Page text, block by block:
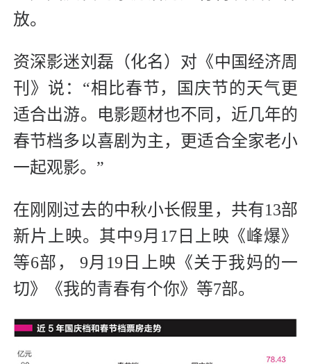
放。
资深影迷刘磊（化名）对《中国经济周
刊》说：“相比春节，国庆节的天气更
适合出游。电影题材也不同，近几年的
春节档多以喜剧为主，更适合全家老小
一起观影。”
在刚刚过去的中秋小长假里，共有13部
新片上映。其中9月17日上映《峰爆》
等6部， 9月19日上映《关于我妈的一
切》《我的青春有个你》等7部。